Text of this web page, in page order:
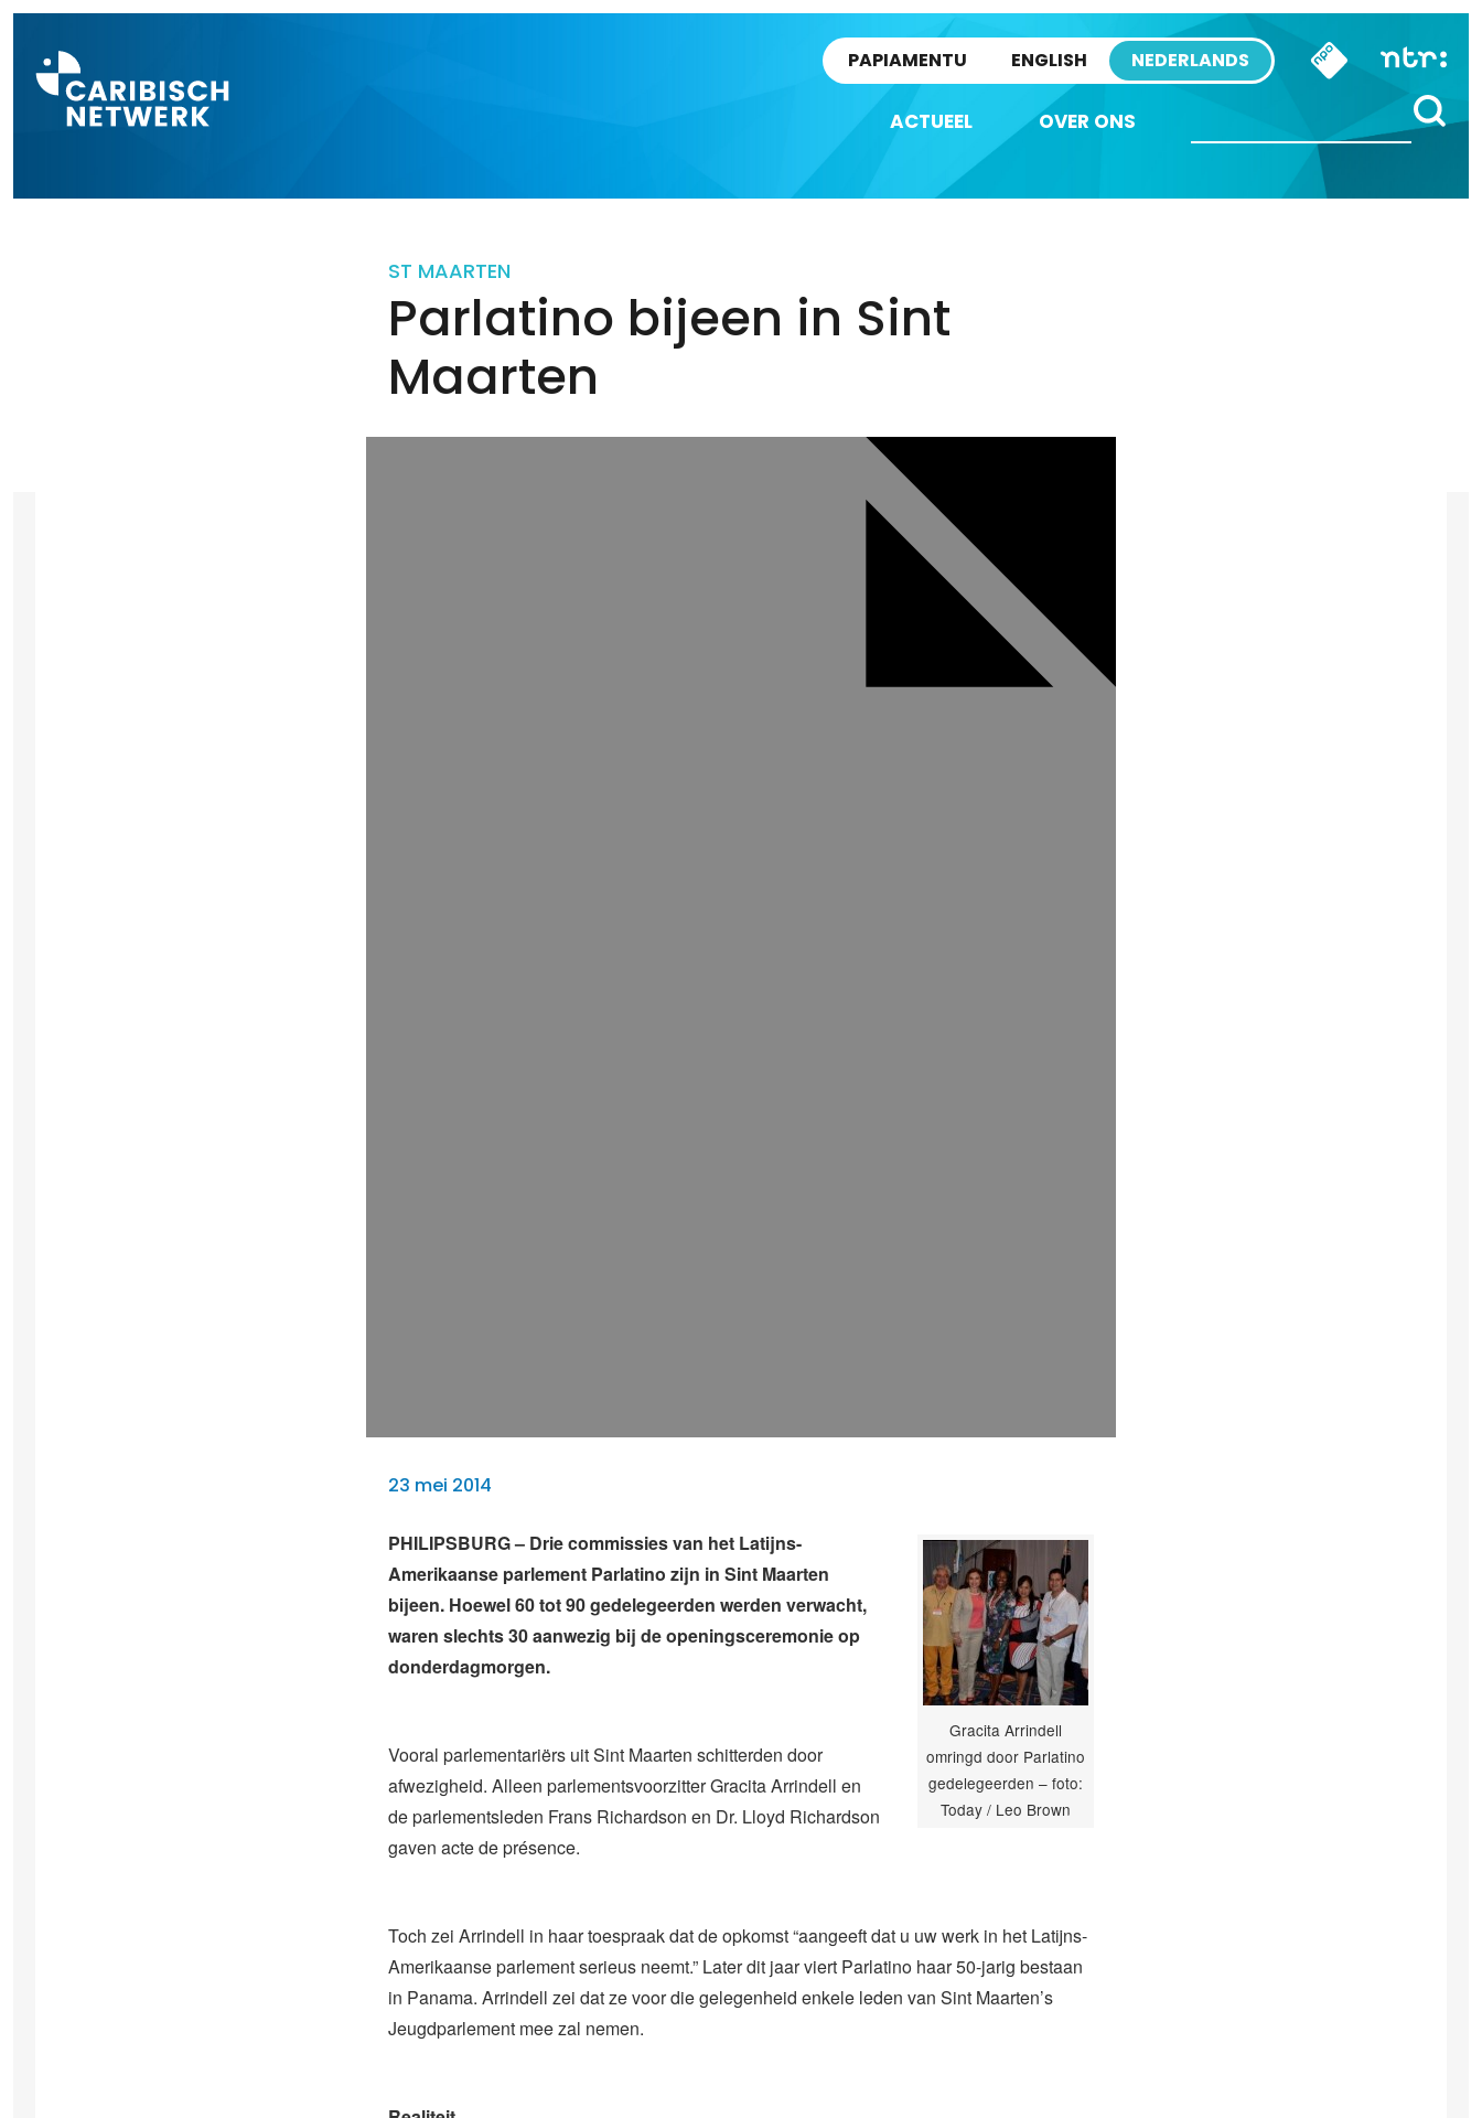
PAPIAMENTU ENGLISH NEDERLANDS
ACTUEEL OVER ONS
ST MAARTEN
Parlatino bijeen in Sint
Maarten
23 mei 2014
Gracita Arrindell
omringd door Parlatino
gedelegeerden – foto:
Today / Leo Brown
PHILIPSBURG – Drie commissies van het Latijns-
Amerikaanse parlement Parlatino zijn in Sint Maarten
bijeen. Hoewel 60 tot 90 gedelegeerden werden verwacht,
waren slechts 30 aanwezig bij de openingsceremonie op
donderdagmorgen.
Vooral parlementariërs uit Sint Maarten schitterden door
afwezigheid. Alleen parlementsvoorzitter Gracita Arrindell en
de parlementsleden Frans Richardson en Dr. Lloyd Richardson
gaven acte de présence.
Toch zei Arrindell in haar toespraak dat de opkomst “aangeeft dat u uw werk in het Latijns-
Amerikaanse parlement serieus neemt.” Later dit jaar viert Parlatino haar 50-jarig bestaan
in Panama. Arrindell zei dat ze voor die gelegenheid enkele leden van Sint Maarten’s
Jeugdparlement mee zal nemen.